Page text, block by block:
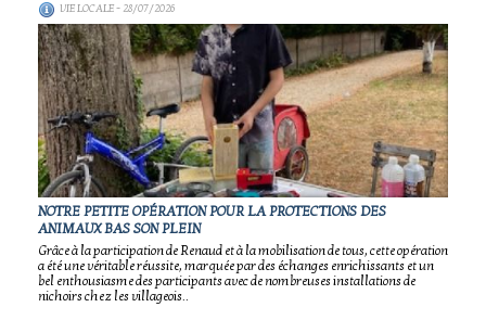
VIE LOCALE- 28/07/2026
NOTRE PETITE OPÉRATION POUR LA PROTECTIONS DES
ANIMAUX BAS SON PLEIN
Grâce à la participation de Renaud et à la mobilisation de tous, cette opération
a été une véritable réussite, marquée par des échanges enrichissants et un
bel enthousiasme des participants avec de nombreuses installations de
nichoirs chez les villageois..